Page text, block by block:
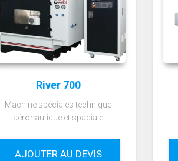
River 700
Machine spéciales technique
aéronautique et spaciale
AJOUTER AU DEVIS